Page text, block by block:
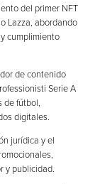
del primer NFT
Lazza, abordando
cumplimiento
de contenido
Serie A
de fútbol,
digitales.
jurídica y el
y publicidad.